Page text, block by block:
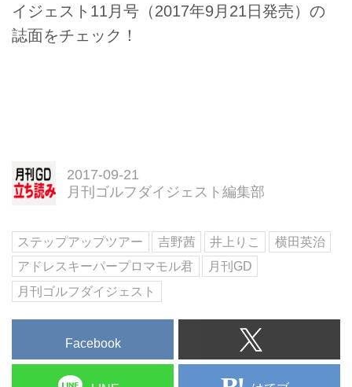
イジェスト11月号（2017年9月21日発売）の
誌面をチェック！
2017-09-21
月刊ゴルフダイジェスト編集部
ステップアップツアー 吉野茜 井上りこ
横田英治
アドレスキーパープロマモル君
月刊GD
月刊ゴルフダイジェスト
Facebook